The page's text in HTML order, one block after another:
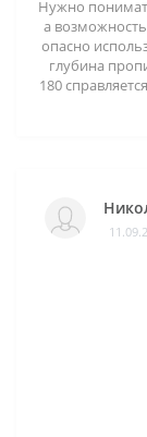
Нужно
а
опасно
глубина
180